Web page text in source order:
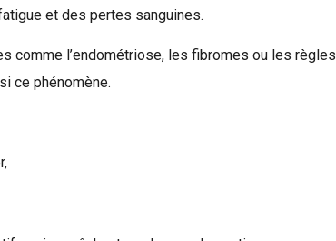
et des pertes sanguines.
comme l’endométriose, les fibromes ou les règles
ce phénomène.